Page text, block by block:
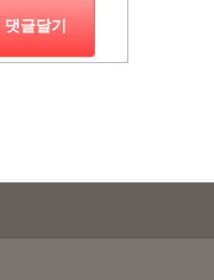
댓글달기